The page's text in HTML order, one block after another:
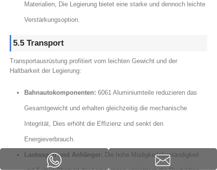
Materialien, Die Legierung bietet eine starke und dennoch leichte
Verstärkungsoption.
5.5 Transport
Transportausrüstung profitiert vom leichten Gewicht und der
Haltbarkeit der Legierung:
Bahnautokomponenten: 6061 Aluminiumteile reduzieren das
Gesamtgewicht und erhalten gleichzeitig die mechanische
Integrität, Dies erhöht die Effizienz und senkt den
Energieverbrauch.
Lastwagen und Anhänger: Die hohe Müdigkeitsbeständigkeit